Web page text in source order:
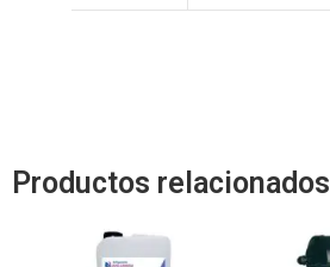
Productos relacionados